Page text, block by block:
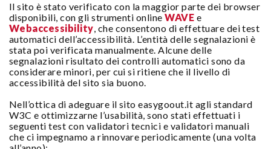
Il sito è stato verificato con la maggior parte dei browser
disponibili, con gli strumenti onlineWAVE e
Webaccessibility, che consentono di effettuare dei test
automatici dell’accessibilità. L’entità delle segnalazioni è
stata poi verificata manualmente. Alcune delle
segnalazioni risultato dei controlli automatici sono da
considerare minori, per cui si ritiene che il livello di
accessibilità del sito sia buono.
Nell’ottica di adeguare il sito easygoout.it agli standard
W3C e ottimizzarne l’usabilità, sono stati effettuati i
seguenti test con validatori tecnici e validatori manuali
che ci impegnamo a rinnovare periodicamente (una volta